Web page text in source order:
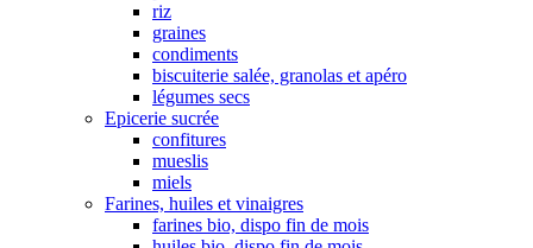
riz
graines
condiments
biscuiterie salée, granolas et apéro
légumes secs
Epicerie sucrée
confitures
mueslis
miels
Farines, huiles et vinaigres
farines bio, dispo fin de mois